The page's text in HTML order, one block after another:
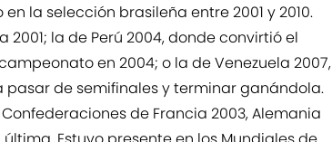
la selección brasileña entre 2001 y 2010.
la de Perú 2004, donde convirtió el
en 2004; o la de Venezuela 2007,
de semifinales y terminar ganándola.
de Francia 2003, Alemania